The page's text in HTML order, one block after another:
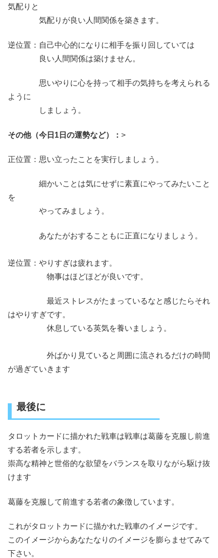
気配りと
気配りが良い人間関係を築きます。
逆位置：自己中心的になりに相手を振り回していては
良い人間関係は築けません。
思いやりに心を持って相手の気持ちを考えられる
ように
しましょう。
その他（今日1日の運勢など）： >
正位置：思い立ったことを実行しましょう。
細かいことは気にせずに素直にやってみたいこと
を
やってみましょう。
あなたがおすることもに正直になりましょう。
逆位置：やりすぎは疲れます。
物事はほどほどが良いです。
最近ストレスがたまっているなと感じたらそれ
はやりすぎです。
休息している英気を養いましょう。
外ばかり見ていると周囲に流されるだけの時間
が過ぎていきます
最後に
タロットカードに描かれた戦車は戦車は葛藤を克服し前進
する若者を示します。
崇高な精神と世俗的な欲望をバランスを取りながら駆け抜
けます
葛藤を克服して前進する若者の象徴しています。
これがタロットカードに描かれた戦車のイメージです。
このイメージからあなたなりのイメージを膨らませてみて
下さい。